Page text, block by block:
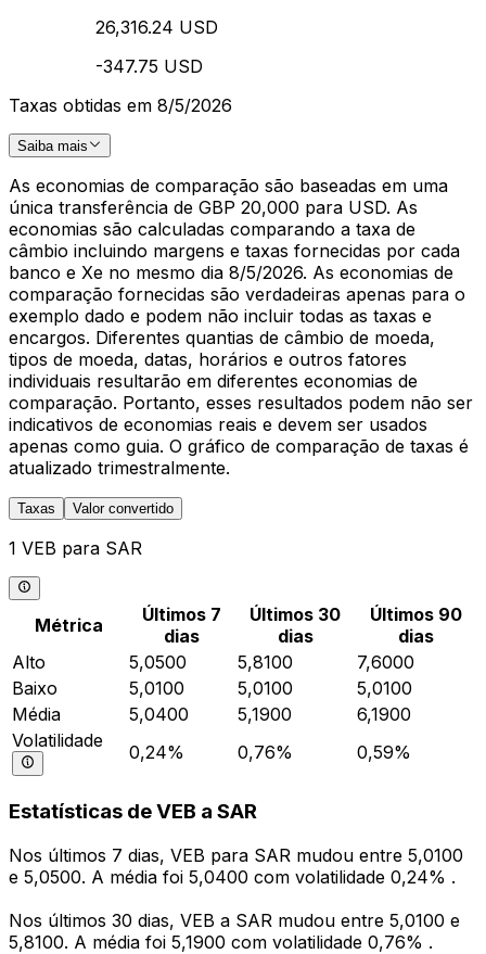
26,316.24 USD
-347.75 USD
Taxas obtidas em 8/5/2026
Saiba mais
As economias de comparação são baseadas em uma
única transferência de GBP 20,000 para USD. As
economias são calculadas comparando a taxa de
câmbio incluindo margens e taxas fornecidas por cada
banco e Xe no mesmo dia 8/5/2026. As economias de
comparação fornecidas são verdadeiras apenas para o
exemplo dado e podem não incluir todas as taxas e
encargos. Diferentes quantias de câmbio de moeda,
tipos de moeda, datas, horários e outros fatores
individuais resultarão em diferentes economias de
comparação. Portanto, esses resultados podem não ser
indicativos de economias reais e devem ser usados
apenas como guia. O gráfico de comparação de taxas é
atualizado trimestralmente.
Taxas Valor convertido
1 VEB para SAR
Métrica
Últimos 7
dias
Últimos 30
dias
Últimos 90
dias
Alto
5,0500 5,8100
7,6000
Baixo
5,0100 5,0100
5,0100
Média
5,0400 5,1900
6,1900
Volatilidade
0,24% 0,76% 0,59%
Estatísticas de VEB a SAR
Nos últimos 7 dias, VEB para SAR mudou entre 5,0100
e 5,0500. A média foi 5,0400 com volatilidade 0,24% .
Nos últimos 30 dias, VEB a SAR mudou entre 5,0100 e
5,8100. A média foi 5,1900 com volatilidade 0,76% .